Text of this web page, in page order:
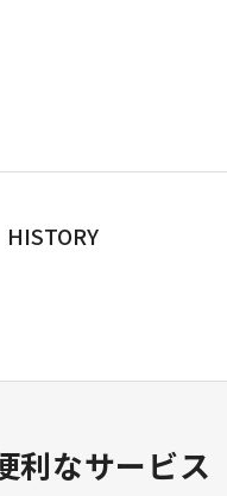
HISTORY
利なサービス